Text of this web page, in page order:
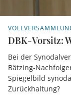
DBK-Vorsitz:
Bei der
Bätzing-
Spiegelbild
Zurückhaltung?